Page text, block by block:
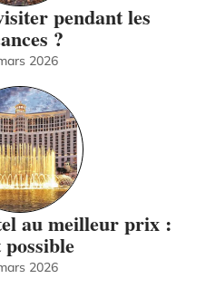
pendant les
?
2026
au meilleur prix :
possible
2026